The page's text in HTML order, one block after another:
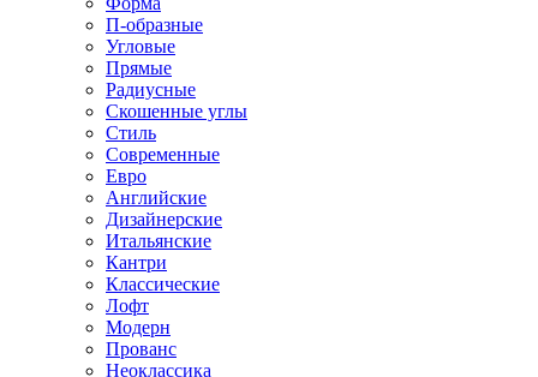
П-образные
Угловые
Прямые
Радиусные
Скошенные углы
Стиль
Современные
Евро
Английские
Дизайнерские
Итальянские
Кантри
Классические
Лофт
Модерн
Прованс
Неоклассика